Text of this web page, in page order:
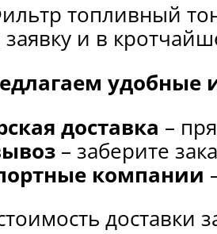
топливный
заявку и в
удобные
доставка –
– заберите
компании
доставки